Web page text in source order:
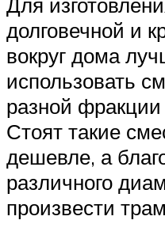
долговечной и
вокруг дома
использовать
разной
Стоят такие
дешевле, а
различного
произвести